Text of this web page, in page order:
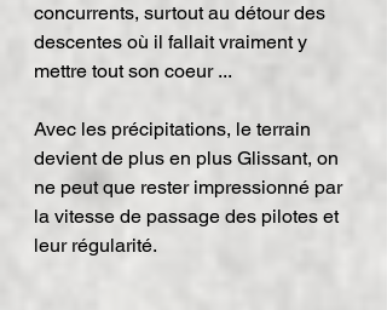
concurrents, surtout au détour des
descentes où il fallait vraiment y
mettre tout son coeur ...
Avec les précipitations, le terrain
devient de plus en plus Glissant, on
ne peut que rester impressionné par
la vitesse de passage des pilotes et
leur régularité.